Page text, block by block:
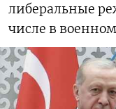
либеральные
числе в